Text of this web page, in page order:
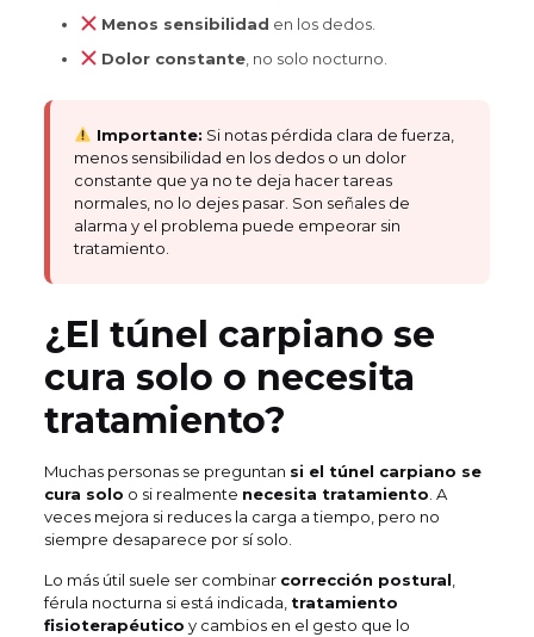
Menos sensibilidad en los dedos.
Dolor constante, no solo nocturno.
Importante: Si notas pérdida clara de fuerza,
menos sensibilidad en los dedos o un dolor
constante que ya no te deja hacer tareas
normales, no lo dejes pasar. Son señales de
alarma y el problema puede empeorar sin
tratamiento.
¿El túnel carpiano se
cura solo o necesita
tratamiento?
Muchas personas se preguntan si el túnel carpiano se
cura solo o si realmente necesita tratamiento . A
veces mejora si reduces la carga a tiempo, pero no
siempre desaparece por sí solo.
Lo más útil suele ser combinar corrección postural
férula nocturna si está indicada, tratamiento
fisioterapéutico y cambios en el gesto que lo